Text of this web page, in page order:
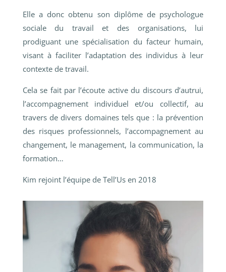
Elle a donc obtenu son diplôme de psychologue
sociale du travail et des organisations, lui
prodiguant une spécialisation du facteur humain,
visant à faciliter l’adaptation des individus à leur
contexte de travail.
Cela se fait par l’écoute active du discours d’autrui,
l’accompagnement individuel et/ou collectif, au
travers de divers domaines tels que : la prévention
des risques professionnels, l’accompagnement au
changement, le management, la communication, la
formation…
Kim rejoint l’équipe de Tell’Us en 2018